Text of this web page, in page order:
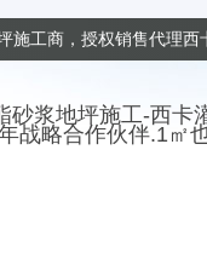
施工商，授权销售代理
战略合作伙伴.1㎡